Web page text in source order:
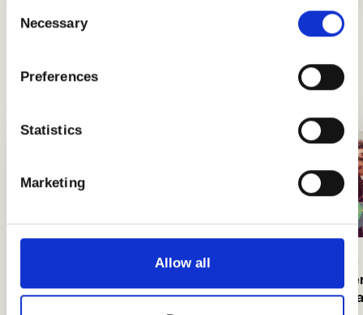
Selection
Necessary
Preferences
Statistics
Marketing
Allow all
Neuigkeiten, Einblicke und Tricks, um Könige
cremig macht
Gurken: Wie
auswählt, kocht